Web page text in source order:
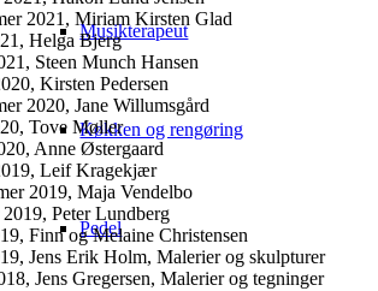
Musikterapeut
Køkken og rengøring
Pedel
2021, Miriam Kirsten Glad
Helga Bjerg
Steen Munch Hansen
Kirsten Pedersen
2020, Jane Willumsgård
Tove Møller
Anne Østergaard
Leif Kragekjær
2019, Maja Vendelbo
2019, Peter Lundberg
Finn og Melaine Christensen
Jens Erik Holm, Malerier og skulpturer
Jens Gregersen, Malerier og tegninger